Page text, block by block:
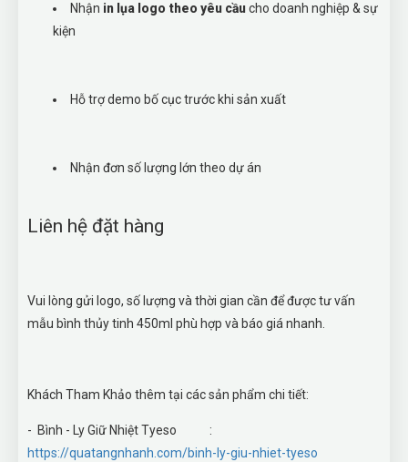
Nhận in lụa logo theo yêu cầucho doanh nghiệp & sự
kiện
Hỗ trợ demo bố cục trước khi sản xuất
Nhận đơn số lượng lớn theo dự án
Liên hệ đặt hàng
Vui lòng gửi logo, số lượng và thời gian cần để được tư vấn
mẫu bình thủy tinh 450ml phù hợp và báo giá nhanh.
Khách Tham Khảo thêm tại các sản phẩm chi tiết:
- Bình - Ly Giữ Nhiệt Tyeso :
https://quatangnhanh.com/binh-ly-giu-nhiet-tyeso